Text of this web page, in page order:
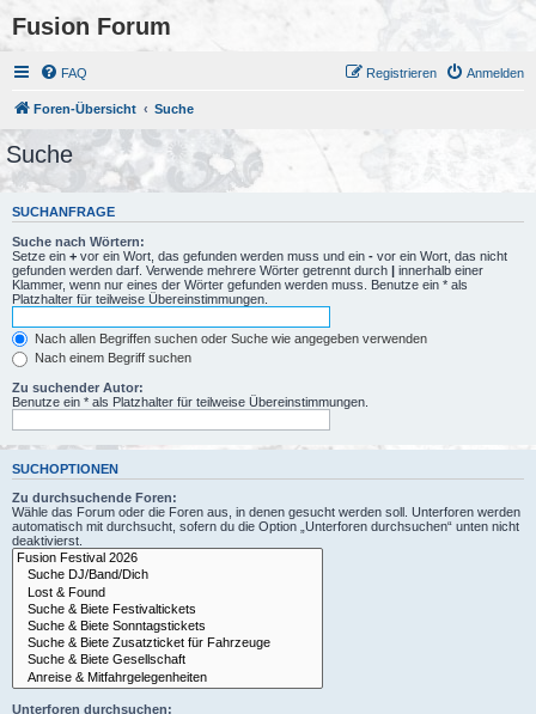
Fusion Forum
FAQ Anmelden
Registrieren
Foren-Übersicht Suche
Suche
SUCHANFRAGE
Suche nach Wörtern:
Setze ein + vor ein Wort, das gefunden werden muss und ein - vor ein Wort, das nicht
gefunden werden darf. Verwende mehrere Wörter getrennt durch | innerhalb einer
Klammer, wenn nur eines der Wörter gefunden werden muss. Benutze ein * als
Platzhalter für teilweise Übereinstimmungen.
Nach allen Begriffen suchen oder Suche wie angegeben verwenden
Nach einem Begriff suchen
Zu suchender Autor:
Benutze ein * als Platzhalter für teilweise Übereinstimmungen.
SUCHOPTIONEN
Zu durchsuchende Foren:
Wähle das Forum oder die Foren aus, in denen gesucht werden soll. Unterforen werden
automatisch mit durchsucht, sofern du die Option „Unterforen durchsuchen“ unten nicht
deaktivierst.
Unterforen durchsuchen: